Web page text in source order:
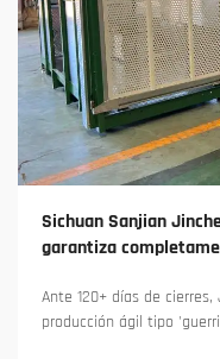
Sichuan Sanjian
garantiza
Ante 120+ días de
producción ágil tipo